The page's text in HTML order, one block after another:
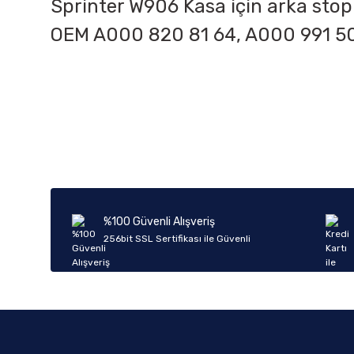
Sprinter W906 Kasa için arka
OEM A000 820 81 64, A000 991
Ürün fiyatı diğer sitelerden daha pahalı.
Bu ürüne benzer farklı alternatifler olmalı.
%100 Güvenli Alışveriş
256bit SSL Sertifikası ile Güvenli